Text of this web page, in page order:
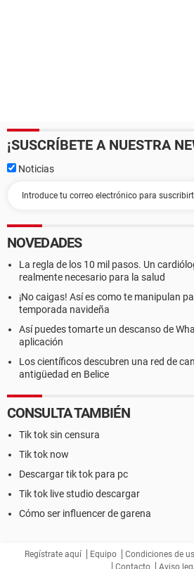
¡SUSCRÍBETE A NUESTRA
Noticias
NOVEDADES
La regla de los 10 mil pasos. Un
realmente necesario para la salud
¡No caigas! Así es como te manipulan
temporada navideña
Así puedes tomarte un descanso de
aplicación
Los científicos descubren una red de
antigüedad en Belice
CONSULTA TAMBIÉN
Tik tok sin censura
Tik tok now
Descargar tik tok para pc
Tik tok live studio descargar
Cómo ser influencer de garena
Regístrate aquí Equipo Condiciones de
Contacto
Aviso